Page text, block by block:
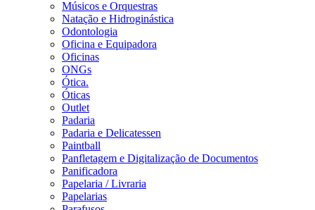
Músicos e Orquestras
Natação e Hidroginástica
Odontologia
Oficina e Equipadora
Oficinas
ONGs
Ótica.
Óticas
Outlet
Padaria
Padaria e Delicatessen
Paintball
Panfletagem e Digitalização de Documentos
Panificadora
Papelaria / Livraria
Papelarias